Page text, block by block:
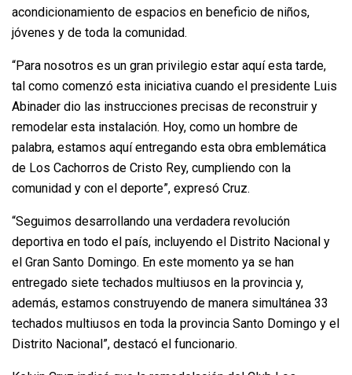
acondicionamiento de espacios en beneficio de niños,
jóvenes y de toda la comunidad.
“Para nosotros es un gran privilegio estar aquí esta tarde,
tal como comenzó esta iniciativa cuando el presidente Luis
Abinader dio las instrucciones precisas de reconstruir y
remodelar esta instalación. Hoy, como un hombre de
palabra, estamos aquí entregando esta obra emblemática
de Los Cachorros de Cristo Rey, cumpliendo con la
comunidad y con el deporte”, expresó Cruz.
“Seguimos desarrollando una verdadera revolución
deportiva en todo el país, incluyendo el Distrito Nacional y
el Gran Santo Domingo. En este momento ya se han
entregado siete techados multiusos en la provincia y,
además, estamos construyendo de manera simultánea 33
techados multiusos en toda la provincia Santo Domingo y el
Distrito Nacional”, destacó el funcionario.